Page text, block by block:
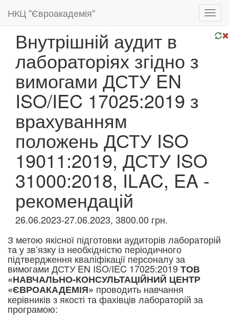
НКЦ "Євроакадемія"
Внутрішній аудит в
лабораторіях згідно з
вимогами ДСТУ EN
ISO/IEC 17025:2019 з
врахуванням
положень ДСТУ ISO
19011:2019, ДСТУ ISO
31000:2018, ILAC, EA -
рекомендацій
26.06.2023-27.06.2023, 3800.00 грн.
З метою якісної підготовки аудиторів лабораторій
та у зв’язку із необхідністю періодичного
підтвердження кваліфікації персоналу за
вимогами ДСТУ EN ISO/IEC 17025:2019 ТОВ
«НАВЧАЛЬНО-КОНСУЛЬТАЦІЙНИЙ ЦЕНТР
«ЄВРОАКАДЕМІЯ» проводить навчання
керівників з якості та фахівців лабораторій за
програмою:​